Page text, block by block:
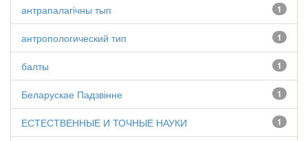
1
антрапалагічны тып
1
антропологический тип
1
балты
1
Беларускае Падзвінне
1
ЕСТЕСТВЕННЫЕ И ТОЧНЫЕ НАУКИ